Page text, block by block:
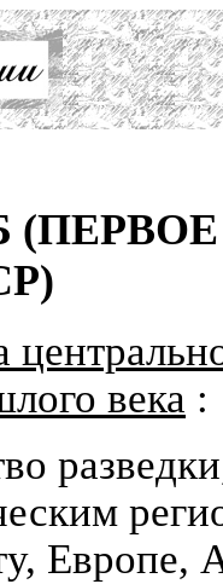
века :
Европе,